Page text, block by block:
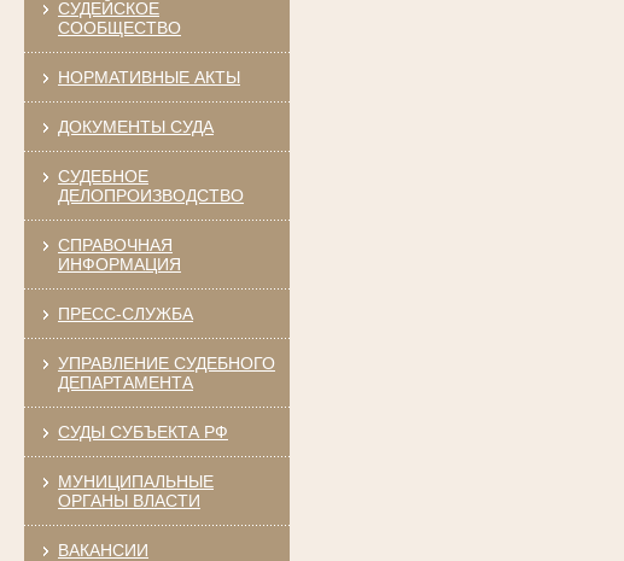
СУДЕЙСКОЕ
СООБЩЕСТВО
НОРМАТИВНЫЕ АКТЫ
ДОКУМЕНТЫ СУДА
СУДЕБНОЕ
ДЕЛОПРОИЗВОДСТВО
СПРАВОЧНАЯ
ИНФОРМАЦИЯ
ПРЕСС-СЛУЖБА
УПРАВЛЕНИЕ СУДЕБНОГО
ДЕПАРТАМЕНТА
СУДЫ СУБЪЕКТА РФ
МУНИЦИПАЛЬНЫЕ
ОРГАНЫ ВЛАСТИ
ВАКАНСИИ